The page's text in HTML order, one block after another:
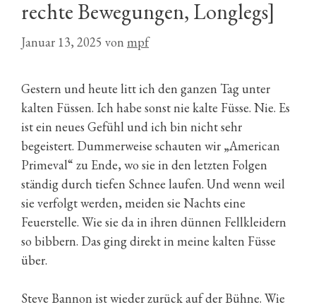
rechte Bewegungen, Longlegs]
Januar 13, 2025 von mpf
Gestern und heute litt ich den ganzen Tag unter
kalten Füssen. Ich habe sonst nie kalte Füsse. Nie. Es
ist ein neues Gefühl und ich bin nicht sehr
begeistert. Dummerweise schauten wir „American
Primeval“ zu Ende, wo sie in den letzten Folgen
ständig durch tiefen Schnee laufen. Und wenn weil
sie verfolgt werden, meiden sie Nachts eine
Feuerstelle. Wie sie da in ihren dünnen Fellkleidern
so bibbern. Das ging direkt in meine kalten Füsse
über.
Steve Bannon ist wieder zurück auf der Bühne. Wie